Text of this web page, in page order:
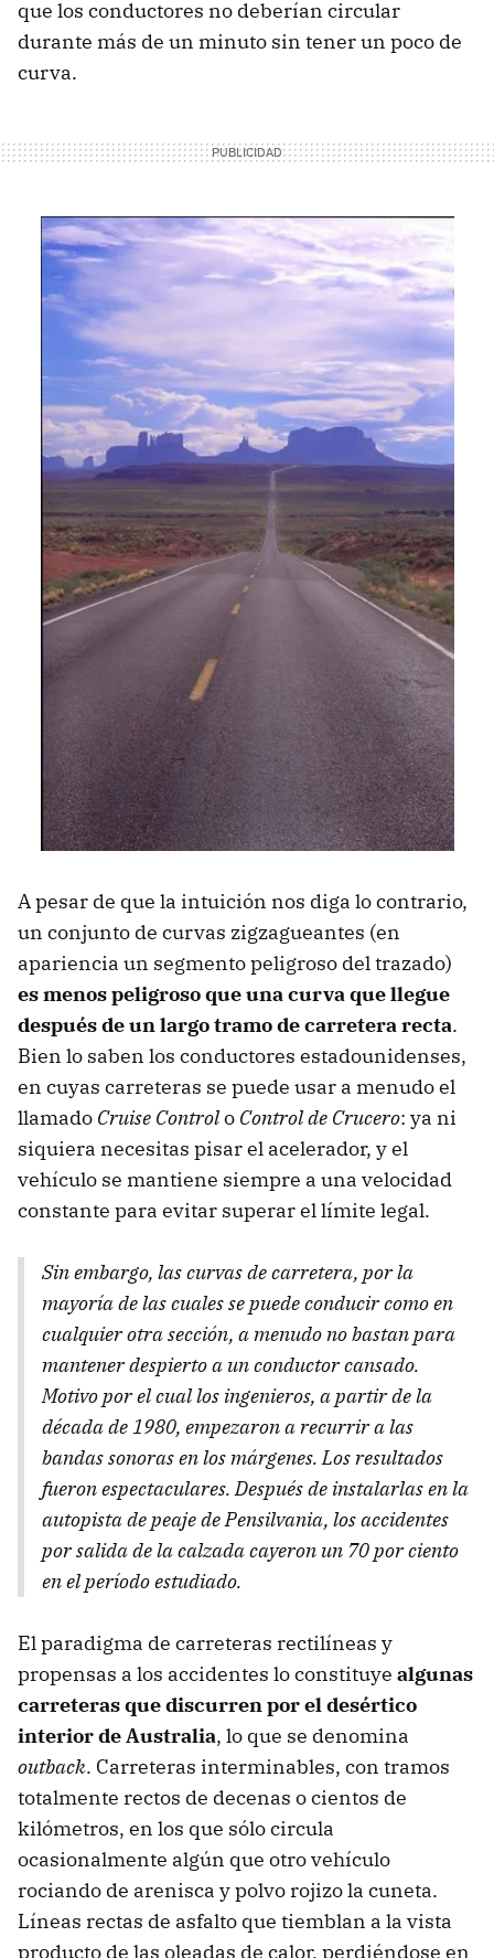
que los conductores no deberían circular
durante más de un minuto sin tener un poco de
curva.
A pesar de que la intuición nos diga lo contrario,
un conjunto de curvas zigzagueantes (en
apariencia un segmento peligroso del trazado)
es menos peligroso que una curva que llegue
después de un largo tramo de carretera recta.
Bien lo saben los conductores estadounidenses,
en cuyas carreteras se puede usar a menudo el
llamado Cruise Controlo Control de Crucero: ya ni
siquiera necesitas pisar el acelerador, y el
vehículo se mantiene siempre a una velocidad
constante para evitar superar el límite legal.
Sin embargo, las curvas de carretera, por la
mayoría de las cuales se puede conducir como en
cualquier otra sección, a menudo no bastan para
mantener despierto a un conductor cansado.
Motivo por el cual los ingenieros, a partir de la
década de 1980, empezaron a recurrir a las
bandas sonoras en los márgenes. Los resultados
fueron espectaculares. Después de instalarlas en la
autopista de peaje de Pensilvania, los accidentes
por salida de la calzada cayeron un 70 por ciento
en el período estudiado.
El paradigma de carreteras rectilíneas y
propensas a los accidentes lo constituye algunas
carreteras que discurren por el desértico
interior de Australia, lo que se denomina
outback. Carreteras interminables, con tramos
totalmente rectos de decenas o cientos de
kilómetros, en los que sólo circula
ocasionalmente algún que otro vehículo
rociando de arenisca y polvo rojizo la cuneta.
Líneas rectas de asfalto que tiemblan a la vista
producto de las oleadas de calor, perdiéndose en